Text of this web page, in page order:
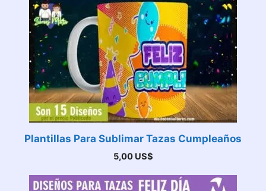
Plantillas Para Sublimar Tazas Cumpleaños
5,00 US$